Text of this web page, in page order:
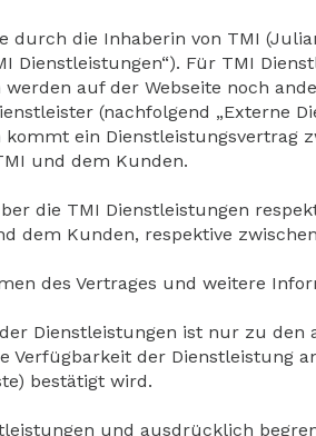
durch die Inhaberin von TMI
Dienstleistungen“). Für TMI
werden auf der Webseite noch
(nachfolgend „Externe
kommt ein Dienstleistungsvertrag
und dem Kunden.
die TMI Dienstleistungen
dem Kunden, respektive
des Vertrages und weitere
Dienstleistungen ist nur zu
Verfügbarkeit der Dienstleistung
bestätigt wird.
und ausdrücklich